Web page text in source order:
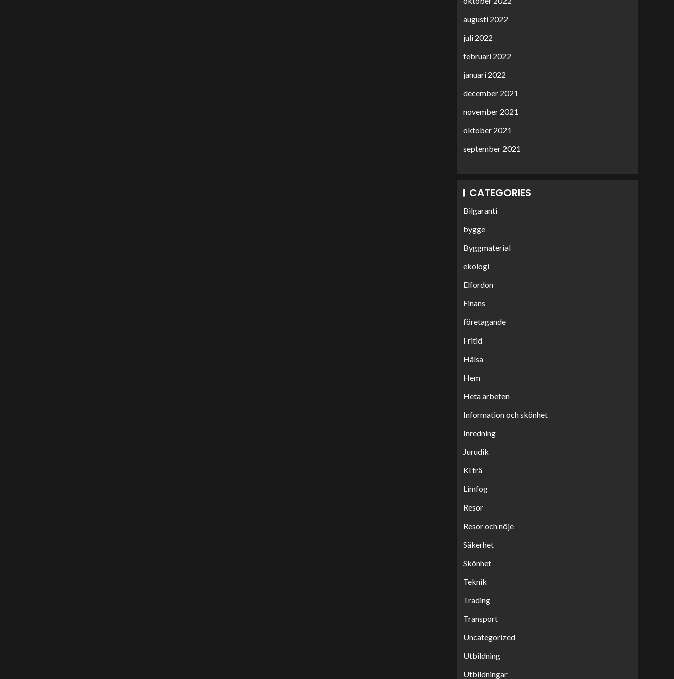
augusti 2022
juli 2022
februari 2022
januari 2022
december 2021
november 2021
oktober 2021
september 2021
CATEGORIES
Bilgaranti
bygge
Byggmaterial
ekologi
Elfordon
Finans
företagande
Fritid
Hälsa
Hem
Heta arbeten
Information och skönhet
Inredning
Jurudik
Kl trä
Limfog
Resor
Resor och nöje
Säkerhet
Skönhet
Teknik
Trading
Transport
Uncategorized
Utbildning
Utbildningar